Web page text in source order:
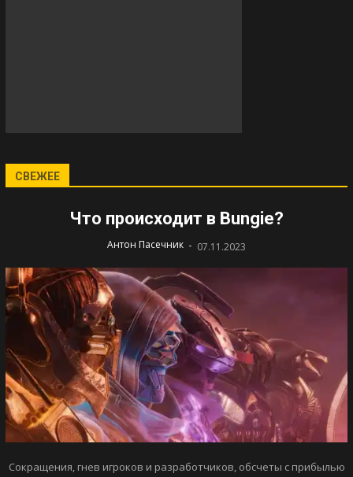
СВЕЖЕЕ
Что происходит в Bungie?
Антон Пасечник - 07.11.2023
Сокращения, гнев игроков и разработчиков, обсчеты с прибылью